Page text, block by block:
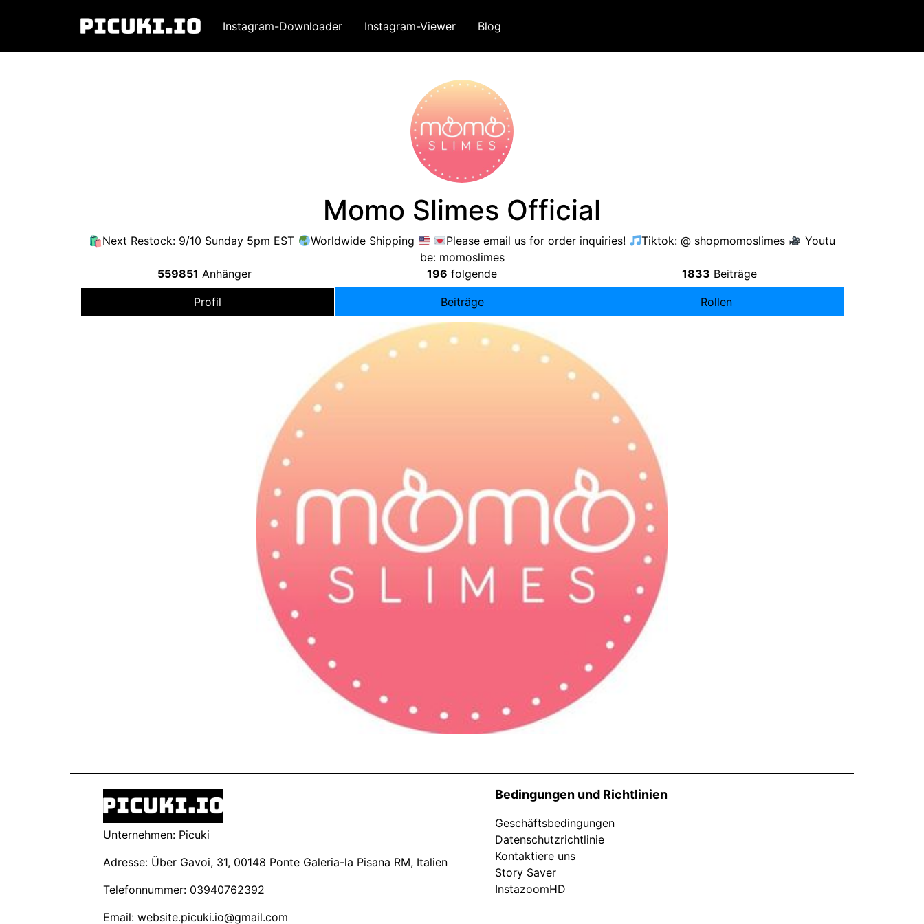
Instagram-Downloader Instagram-Viewer Blog
Momo Slimes Official
🛍Next Restock: 9/10 Sunday 5pm EST Worldwide Shipping Please email us for order inquiries! Tiktok:@ shopmomoslimes
Youtu
be: momoslimes
559851 Anhänger 196 folgende 1833 Beiträge
Profil Beiträge Rollen
Unternehmen: Picuki
Adresse: Über Gavoi, 31, 00148 Ponte Galeria-la Pisana RM, Italien
Telefonnummer: 03940762392
Email: website.picuki.io@gmail.com
Bedingungen und Richtlinien
Geschäftsbedingungen
Datenschutzrichtlinie
Kontaktiere uns
Story Saver
InstazoomHD